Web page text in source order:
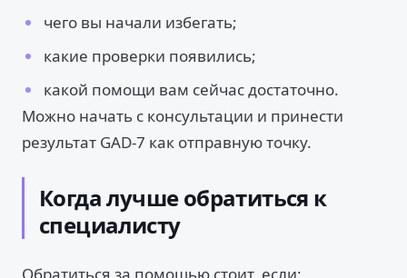
чего вы начали избегать;
какие проверки появились;
какой помощи вам сейчас достаточно.
Можно начать с консультации и принести
результат GAD-7 как отправную точку.
Когда лучше обратиться к
специалисту